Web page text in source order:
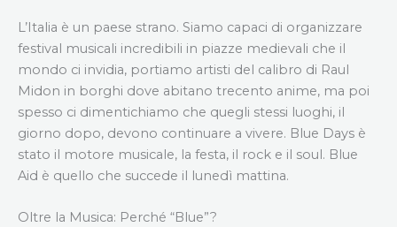
L’Italia è un paese strano. Siamo capaci di organizzare
festival musicali incredibili in piazze medievali che il
mondo ci invidia, portiamo artisti del calibro di Raul
Midon in borghi dove abitano trecento anime, ma poi
spesso ci dimentichiamo che quegli stessi luoghi, il
giorno dopo, devono continuare a vivere. Blue Days è
stato il motore musicale, la festa, il rock e il soul. Blue
Aid è quello che succede il lunedì mattina.
Oltre la Musica: Perché “Blue”?